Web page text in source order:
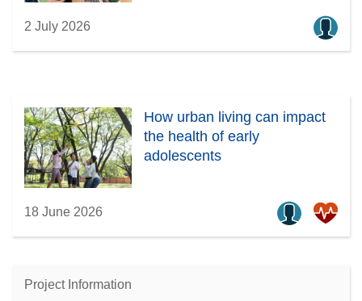
2 July 2026
How urban living can impact
the health of early
adolescents
18 June 2026
Project Information